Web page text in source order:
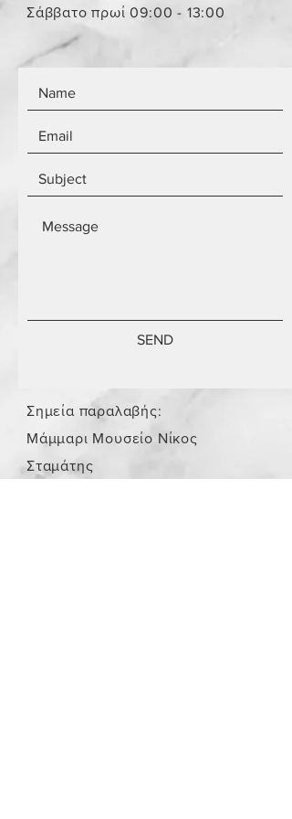
Τα αντικείμενα δεν είναι
καινούργια.
Σάββατο πρωί 09:00 - 13:00
SEND
Σημεία παραλαβής:
Μάμμαρι Μουσείο Νίκος
Σταμάτης